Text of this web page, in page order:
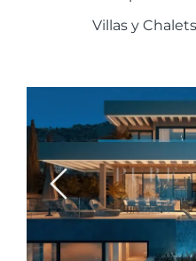
Villas y
Previous